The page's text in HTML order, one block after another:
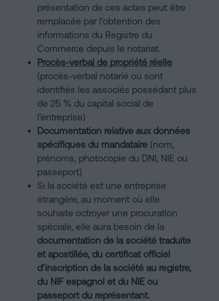
présentation de ces actes peut être
remplacée par l’obtention des
informations du Registre du
Commerce depuis le notariat.
Procès-verbal de propriété réelle
(procès-verbal notarié où sont
identifiés les associés possédant plus
de 25 % du capital social de
l’entreprise)
Documentation relative aux données
spécifiques du mandataire (nom,
prénoms, photocopie du DNI, NIE ou
passeport)
Si la société est une entreprise
étrangère, au moment où elle
souhaite octroyer une procuration
spéciale, elle aura besoin de la
documentation de la société traduite
et apostillée, du certificat officiel
d’inscription de la société au registre,
du NIF espagnol et du NIE ou
passeport du représentant.